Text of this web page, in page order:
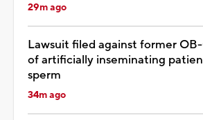
29m ago
Lawsuit filed against former
of artificially inseminating
sperm
34m ago